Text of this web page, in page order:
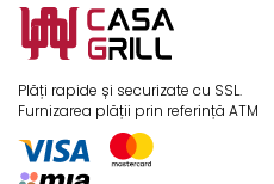
Plăți rapide și securizate cu SSL.
Furnizarea plății prin referință ATM